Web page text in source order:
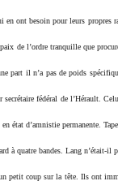
en ont besoin pour leurs propres
de l’ordre tranquille que
part il n’a pas de poids
secrétaire fédéral de l’Hérault.
état d’amnistie permanente.
à quatre bandes. Lang n’était-il
petit coup sur la tête. Ils ont